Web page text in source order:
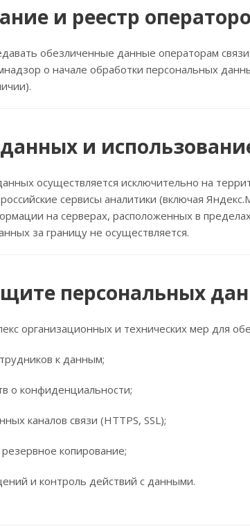
и реестр
обезличенные данные операторам
о начале обработки персональных
и
осуществляется исключительно на
сервисы аналитики (включая
на серверах, расположенных в
за границу не осуществляется.
персональных
организационных и технических мер для
к данным;
о конфиденциальности;
каналов связи (HTTPS, SSL);
копирование;
и контроль действий с данными.